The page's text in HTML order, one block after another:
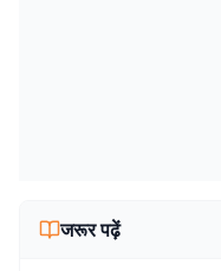
जरूर पढ़ें